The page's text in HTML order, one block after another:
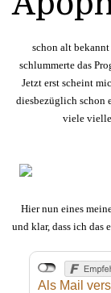
schon alt
schlummerte das
Jetzt erst scheint
diesbezüglich schon
viele
Hier nun eines
und klar, dass ich das
Als Mail